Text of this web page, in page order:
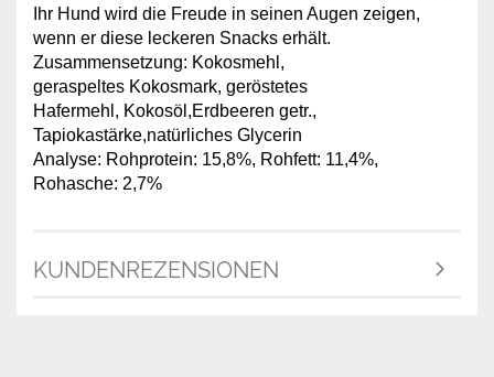
Ihr Hund wird die Freude in seinen Augen zeigen,
wenn er diese leckeren Snacks erhält.
Zusammensetzung: Kokosmehl,
geraspeltes Kokosmark, geröstetes
Hafermehl, Kokosöl,Erdbeeren getr.,
Tapiokastärke,natürliches Glycerin
Analyse: Rohprotein: 15,8%, Rohfett: 11,4%,
Rohasche: 2,7%
KUNDENREZENSIONEN